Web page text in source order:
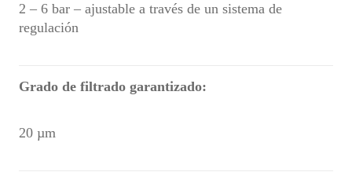
2 – 6 bar – ajustable a través de un sistema de
regulación
Grado de filtrado garantizado:
20 µm